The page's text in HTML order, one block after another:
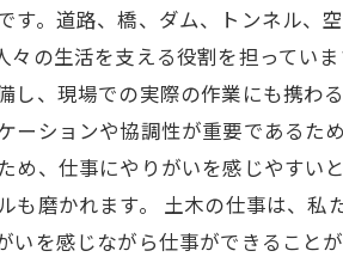
。道路、橋、ダム、トンネル、
の生活を支える役割を担ってい
、現場での実際の作業にも携わ
ションや協調性が重要であるた
、仕事にやりがいを感じやすい
磨かれます。 土木の仕事は、私
を感じながら仕事ができること